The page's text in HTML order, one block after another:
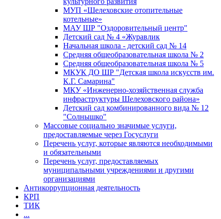
МУП «Шелеховские отопительные
котельные»
МАУ ШР "Оздоровительный центр"
Детский сад № 4 «Журавлик
Начальная школа - детский сад № 14
Средняя общеобразовательная школа № 2
Средняя общеобразовательная школа № 5
МКУК ДО ШР "Детская школа искусств им.
К.Г. Самарина"
МКУ «Инженерно-хозяйственная служба
инфраструктуры Шелеховского района»
Детский сад комбинированного вида № 12
"Солнышко"
Массовые социально значимые услуги,
предоставляемые через Госуслуги
Перечень услуг, которые являются необходимыми
и обязательными
Перечень услуг, предоставляемых
муниципальными учреждениями и другими
организациями
Антикоррупционная деятельность
КРП
ТИК
...